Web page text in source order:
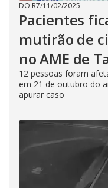
DO R7/11/02/2025
Pacientes
mutirão de
no AME de
12 pessoas foram
em 21 de outubro do
apurar caso